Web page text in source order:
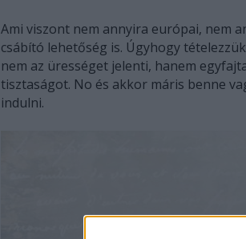
Ami viszont nem annyira európai, nem
csábító lehetőség is. Úgyhogy
nem az ürességet jelenti, hanem
tisztaságot. No és akkor máris benne
indulni.